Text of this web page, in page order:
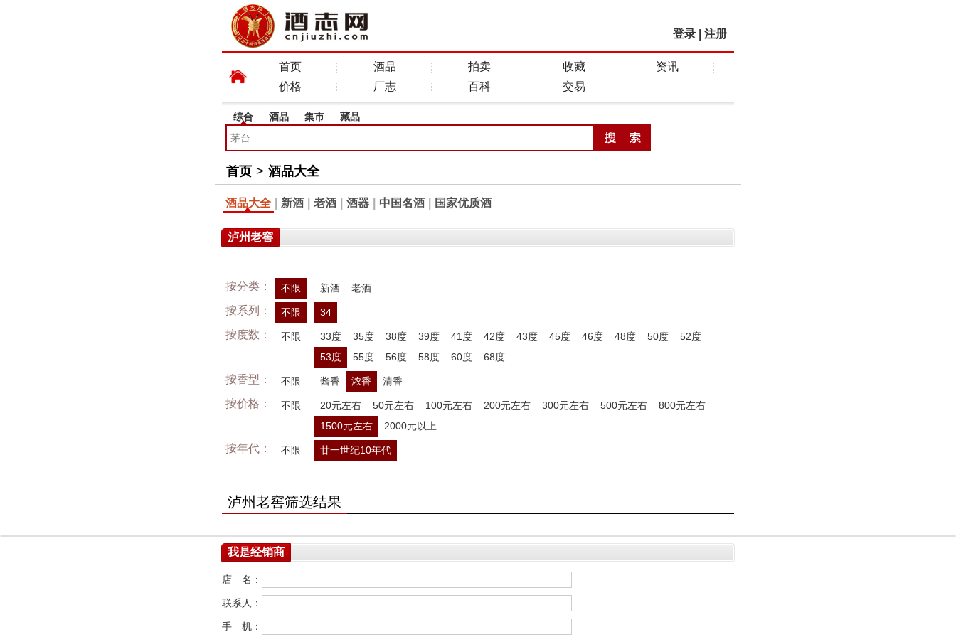
登录 注册
首页 酒品 拍卖 收藏
资讯
价格
厂志 百科 交易
综合 酒品 集市 藏品
首页 > 酒品大全
酒品大全 新酒 老酒 酒器 中国名酒 国家优质酒
泸州老窖
按分类： 不限 新酒 老酒
按系列： 不限 34
按度数： 不限 33度 35度 38度 39度 41度 42度 43度 45度 46度 48度 50度
52度
53度
55度 56度 58度 60度 68度
按香型： 不限 酱香 浓香 清香
按价格： 不限 20元左右 50元左右 100元左右 200元左右 300元左右 500元左右
800元左右
1500元左右
2000元以上
按年代： 不限 廿一世纪10年代
泸州老窖筛选结果
我是经销商
店 名：
联系人：
手 机：